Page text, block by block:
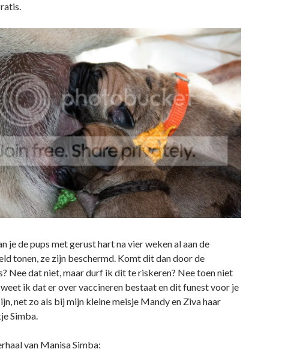
je de pups met gerust hart na vier weken al aan de
tonen, ze zijn beschermd. Komt dit dan door de
Nee dat niet, maar durf ik dit te riskeren? Nee toen niet
ik dat er over vaccineren bestaat en dit funest voor je
net zo als bij mijn kleine meisje Mandy en Ziva haar
Simba.
van Manisa Simba: